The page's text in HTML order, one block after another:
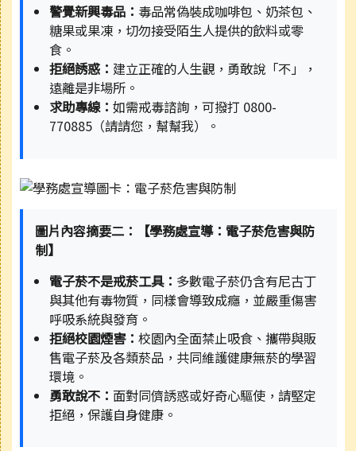
警覺新興毒品： 毒品常偽裝成咖啡包、奶茶包、
糖果或果凍，切勿接受陌生人提供的飲料或零
食。
拒絕誘惑： 建立正確的人生觀，勇敢說「不」，
遠離是非場所。
求助專線：如需戒毒諮詢，可撥打 0800-
770885（請請您，幫幫我）。
圖片內容摘要二：【學務處宣導：電子菸危害與防
制】
電子菸不是戒菸工具： 多數電子菸仍含有尼古丁
與其他有毒物質，同樣會導致成癮，並嚴重傷害
呼吸系統與發育。
拒絕校園煙害：校園內全面禁止吸食、攜帶與販
售電子菸及各類菸品，共同維護健康無菸的學習
環境。
勇敢說不： 面對同儕誘惑或好奇心驅使，請堅定
拒絕，保護自身健康。